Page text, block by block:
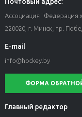
Ассоциация "Федерация
220020, г. Минск, пр.
E-mail
info@hockey.by
ФОРМА
Главный редактор